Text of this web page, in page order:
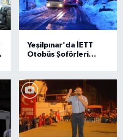
Yeşilpınar'da İETT
Otobüs Şoförleri